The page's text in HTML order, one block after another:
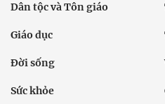
Dân tộc và Tôn giáo
Giáo dục
Đời sống
Sức khỏe